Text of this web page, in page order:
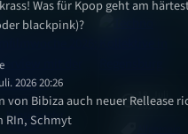
Konsumopfer
[S1/E9]
18. Juli
2026
Was für Kpop geht am
blackpink)?
2026 20:26
von Bibiza auch neuer Rellease
RIn, Schmyt